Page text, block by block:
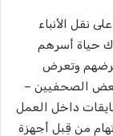
نقل الأنباء
حياة أسرهم
وتعرض
بعض الصحفيين –
داخل العمل
من قِبل أجهزة